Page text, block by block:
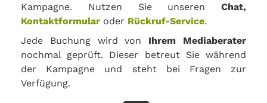
Kampagne. Nutzen Sie unseren Chat,
Kontaktformular oder Rückruf-Service.
Jede Buchung wird von Ihrem Mediaberater
nochmal geprüft. Dieser betreut Sie während
der Kampagne und steht bei Fragen zur
Verfügung.